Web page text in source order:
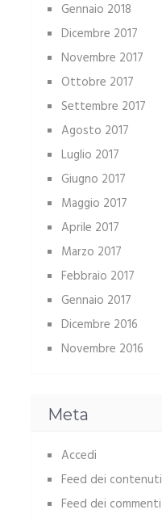
Gennaio 2018
Dicembre 2017
Novembre 2017
Ottobre 2017
Settembre 2017
Agosto 2017
Luglio 2017
Giugno 2017
Maggio 2017
Aprile 2017
Marzo 2017
Febbraio 2017
Gennaio 2017
Dicembre 2016
Novembre 2016
Meta
Accedi
Feed dei contenuti
Feed dei commenti